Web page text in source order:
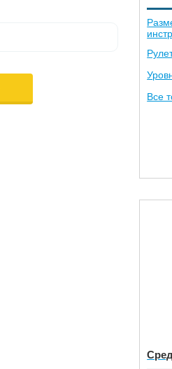
Все